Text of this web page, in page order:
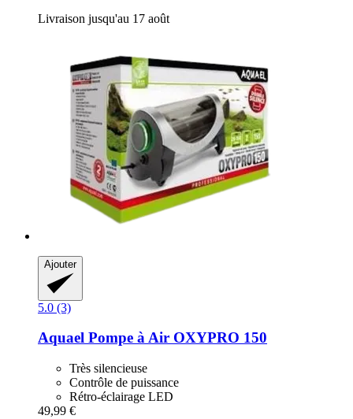
Livraison jusqu'au 17 août
Ajouter
5.0 (3)
Aquael Pompe à Air OXYPRO 150
Très silencieuse
Contrôle de puissance
Rétro-éclairage LED
49,99 €